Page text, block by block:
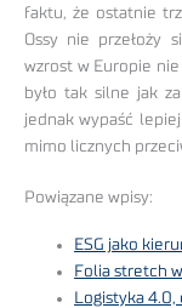
faktu, że ostatnie
Ossy nie przełoży
wzrost w Europie nie
było tak silne jak
jednak wypaść lepiej
mimo licznych
Powiązane wpisy:
ESG jako
Folia stretch
Logistyka